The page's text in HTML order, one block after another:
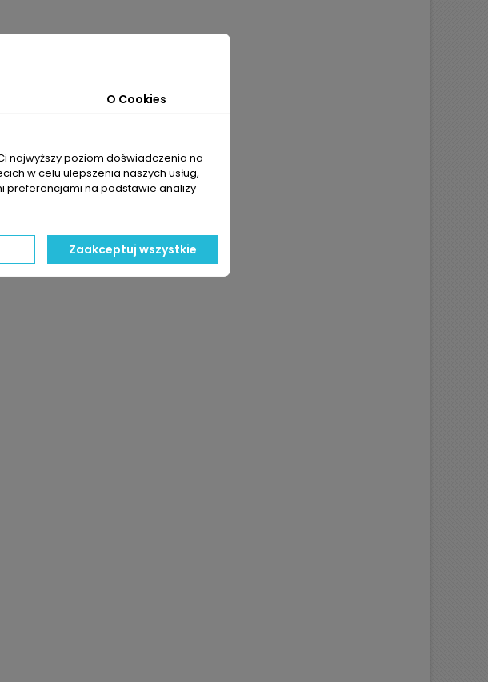
O Cookies
najwyższy poziom doświadczenia na
w celu ulepszenia naszych usług,
preferencjami na podstawie analizy
Zaakceptuj wszystkie